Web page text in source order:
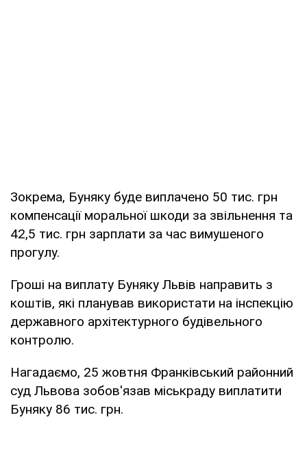
Зокрема, Буняку буде виплачено 50 тис. грн
компенсації моральної шкоди за звільнення та
42,5 тис. грн зарплати за час вимушеного
прогулу.
Гроші на виплату Буняку Львів направить з
коштів, які планував використати на інспекцію
державного архітектурного будівельного
контролю.
Нагадаємо, 25 жовтня Франківський районний
суд Львова зобов'язав міськраду виплатити
Буняку 86 тис. грн.